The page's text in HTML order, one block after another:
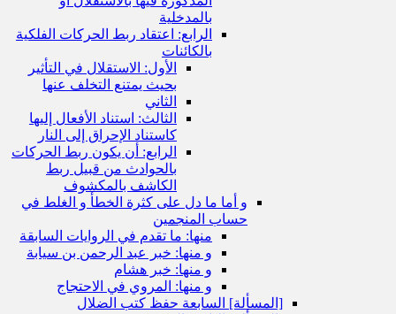
بالمدخلية
الرابع: اعتقاد ربط الحركات الفلكية
بالكائنات
الأول: الاستقلال في التأثير
بحيث يمتنع التخلف عنها
الثاني
الثالث: استناد الأفعال إليها
كاستناد الإحراق إلى النار
الرابع: أن يكون ربط الحركات
بالحوادث من قبيل ربط
الكاشف بالمكشوف
و أما ما دل على كثرة الخطأ و الغلط في
حساب المنجمين
منها: ما تقدم في الروايات السابقة
و منها: خبر عبد الرحمن بن سيابة
و منها: خبر هشام
و منها: المروي في الاحتجاج
[المسألة] السابعة حفظ كتب الضلال